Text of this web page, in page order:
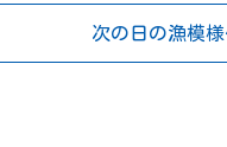
次の日の漁模様